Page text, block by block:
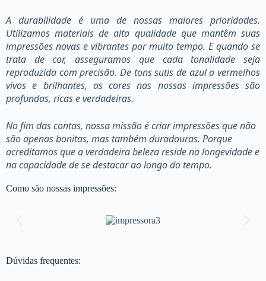
A durabilidade é uma de nossas maiores prioridades.
Utilizamos materiais de alta qualidade que mantêm suas
impressões novas e vibrantes por muito tempo. E quando se
trata de cor, asseguramos que cada tonalidade seja
reproduzida com precisão. De tons sutis de azul a vermelhos
vivos e brilhantes, as cores nas nossas impressões são
profundas, ricas e verdadeiras.
No fim das contas, nossa missão é criar impressões que não
são apenas bonitas, mas também duradouras. Porque
acreditamos que a verdadeira beleza reside na longevidade e
na capacidade de se destacar ao longo do tempo.
Como são nossas impressões:
Dúvidas frequentes: